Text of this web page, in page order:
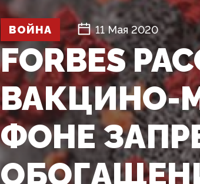
ВОЙНА 11 Мая 2020
FORBES
ВАКЦИНО-
ФОНЕ